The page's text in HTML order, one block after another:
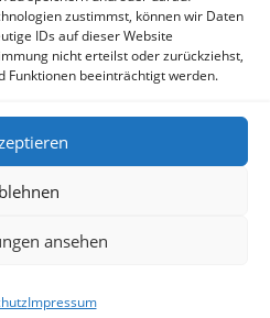
zustimmst, können wir Daten
IDs auf dieser Website
nicht erteilst oder zurückziehst,
Funktionen beeinträchtigt werden.
ansehen
Impressum
Theme by OceanWP